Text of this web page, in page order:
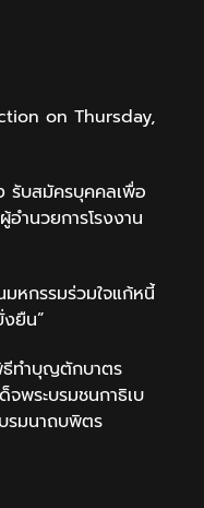
on Thursday,
รับสมัครบุคคลเพื่อ
ำนวยการโรงงาน
หกรรมร่วมใจแก้หนี้
ยืน”
ธีทำบุญตักบาตร
จพระบรมชนกาธิเบ
รมนาถบพิตร